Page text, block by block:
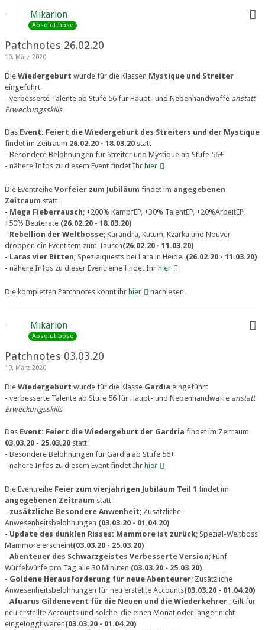
Mikarion
Absolut böse
Patchnotes 26.02.20
10. März 2020
Die Wiedergeburt wurde für die Klassen Mystique und Streiter
eingeführt
- verbesserte Talente ab Stufe 56 für Haupt- und Nebenhandwaffe anstatt
Erweckungsskills
Das Event: Feiert die Wiedergeburt des Streiters und der Mystique
findet im Zeitraum 26.02.20 - 18.03.20 statt
- Besondere Belohnungen für Streiter und Mystique ab Stufe 56+
- nähere Infos zu diesem Event findet Ihr hier
Die Eventreihe Vorfeier zum Jubiläum findet im angegebenen
Zeitraum statt
- Mega Fieberrausch; +200% KampfEP, +30% TalentEP, +20%ArbeitEP,
+50% Beuterate (26.02.20 - 18.03.20)
- Rebellion der Weltbosse; Karandra, Kutum, Kzarka und Nouver
droppen ein Eventitem zum Tausch(26.02.20 - 11.03.20)
- Laras vier Bitten; Spezialquests bei Lara in Heidel (26.02.20 - 11.03.20)
- nähere Infos zu dieser Eventreihe findet Ihr hier
Die kompletten Patchnotes könnt ihr hier nachlesen.
Mikarion
Absolut böse
Patchnotes 03.03.20
10. März 2020
Die Wiedergeburt wurde für die Klasse Gardia eingeführt
- verbesserte Talente ab Stufe 56 für Haupt- und Nebenhandwaffe anstatt
Erweckungsskills
Das Event: Feiert die Wiedergeburt der Gardria findet im Zeitraum
03.03.20 - 25.03.20 statt
- Besondere Belohnungen für Gardia ab Stufe 56+
- nähere Infos zu diesem Event findet Ihr hier
Die Eventreihe Feier zum vierjährigen Jubiläum Teil 1 findet im
angegebenen Zeitraum statt
- zusätzliche Besondere Anwenheit; Zusätzliche
Anwesenheitsbelohnungen (03.03.20 - 01.04.20)
- Update des dunklen Risses: Mammore ist zurück; Spezial-Weltboss
Mammore erscheint(03.03.20 - 25.03.20)
- Abenteuer des Schwarzgeistes Verbesserte Version; Fünf
Würfelwürfe pro Tag alle 30 Minuten (03.03.20 - 25.03.20)
- Goldene Herausforderung für neue Abenteurer; Zusätzliche
Anwesenheitsbelohnungen für neu erstellte Accounts(03.03.20 - 01.04.20)
- Afuarus Gildenevent für die Neuen und die Wiederkehrer ; Gilt für
neu erstellte Accounts und solche, die einen Monat oder länger nicht
eingeloggt waren(03.03.20 - 01.04.20)